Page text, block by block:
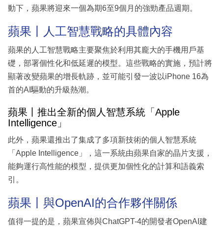
動下，蘋果將迎來一個為期6至9個月的強勁產品週期。
蘋果丨人工智慧戰略的具體內容
蘋果的人工智慧戰略主要聚焦於利用其龐大的手機用戶基
礎，部署個性化和低延遲的模型。這些戰略的實施，預計將
顯著改變蘋果的增長軌跡，並可能引發一波以iPhone 16為
首的AI驅動的升級熱潮。
蘋果丨推出全新的個人智慧系統「Apple
Intelligence」
此外，蘋果還推出了集成了多項新技術的個人智慧系統
「Apple Intelligence」，這一系統由蘋果自家的晶片支援，
能夠運行高性能的模型，提供更加個性化的計算和語義索
引。
蘋果丨與OpenAI的合作夥伴關係
值得一提的是，蘋果宣佈與ChatGPT-4的開發者OpenAI建